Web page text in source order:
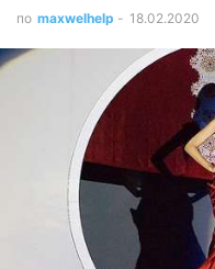
по maxwelhelp - 18.02.2020